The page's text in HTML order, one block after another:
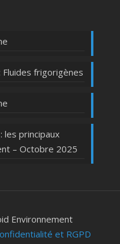
frigorigènes
les principaux
– Octobre 2025
Environnement
et RGPD